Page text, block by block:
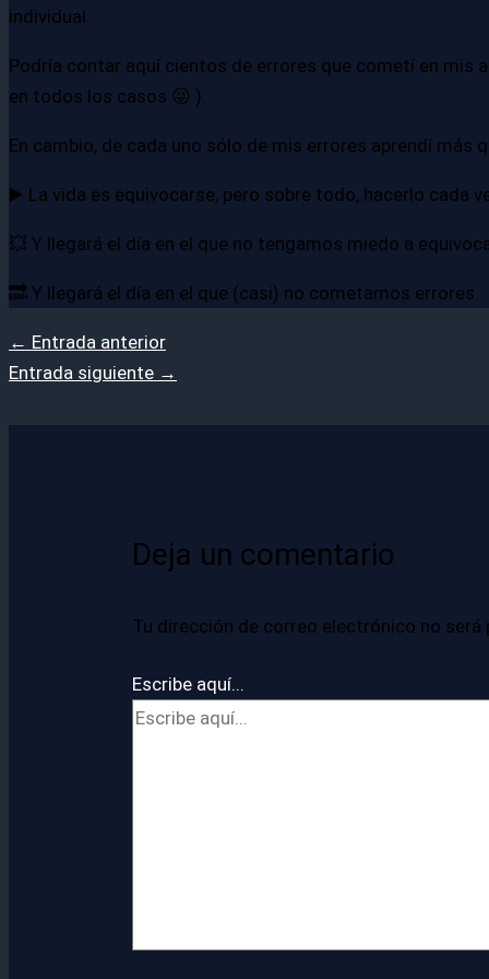
individual.
Podría contar aquí cientos de errores que cometí en mis
en todos los casos 😜 ).
En cambio, de cada uno sólo de mis errores aprendí más
▶️ La vida es equivocarse, pero sobre todo, hacerlo cada
💥 Y llegará el día en el que no tengamos miedo a
🔜 Y llegará el día en el que (casi) no cometamos errores.
← Entrada anterior
Entrada siguiente →
Deja un comentario
Tu dirección de correo electrónico no será
Escribe aquí...